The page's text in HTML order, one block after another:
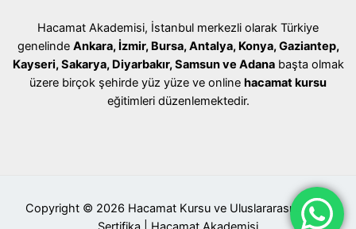
Hacamat Akademisi, İstanbul merkezli olarak Türkiye
genelinde Ankara, İzmir, Bursa, Antalya, Konya, Gaziantep,
Kayseri, Sakarya, Diyarbakır, Samsun ve Adanabaşta olmak
üzere birçok şehirde yüz yüze ve online hacamat kursu
eğitimleri düzenlemektedir.
Copyright © 2026 Hacamat Kursu ve Uluslararası Geçerli